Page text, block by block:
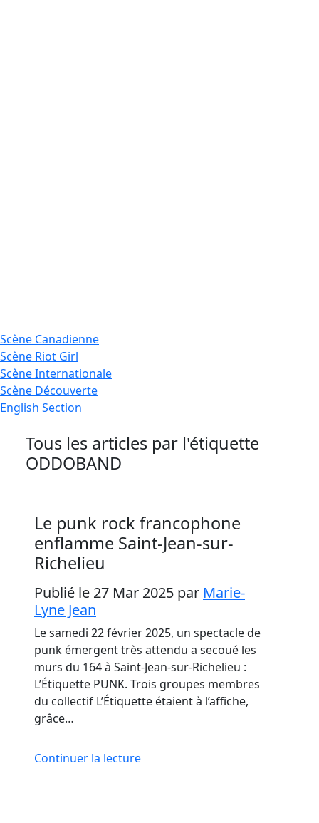
Scène Canadienne
Scène Riot Girl
ScèneInternationale
Scène Découverte
English Section
Tous les articles par l'étiquette
ODDOBAND
Le punk rock francophone
enflamme Saint-Jean-sur-
Richelieu
Publié le 27 Mar 2025 par Marie-
Lyne Jean
Le samedi 22 février 2025, un spectacle de
punk émergent très attendu a secoué les
murs du 164 à Saint-Jean-sur-Richelieu :
L’Étiquette PUNK. Trois groupes membres
du collectif L’Étiquette étaient à l’affiche,
grâce…
Continuer la lecture